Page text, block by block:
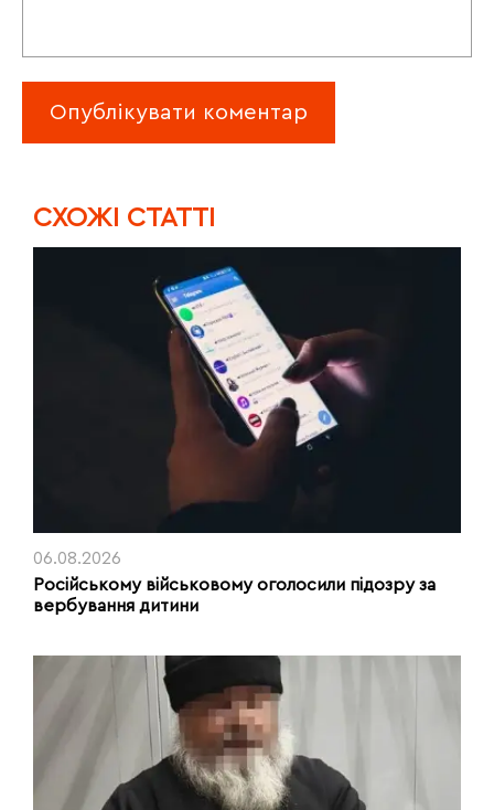
CХОЖІ СТАТТІ
06.08.2026
Російському військовому оголосили підозру за
вербування дитини